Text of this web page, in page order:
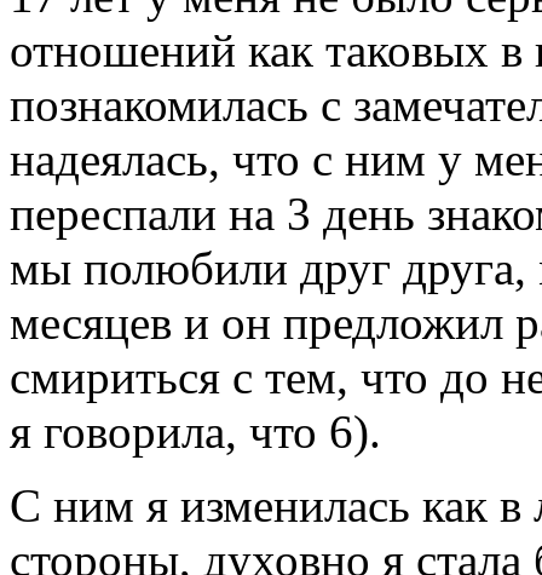
отношений как таковых
познакомилась с
надеялась, что с ним у
переспали на 3 день
мы полюбили друг друга,
месяцев и он предложил
смириться с тем, что до
я говорила, что 6).
С ним я изменилась как
стороны, духовно я стала